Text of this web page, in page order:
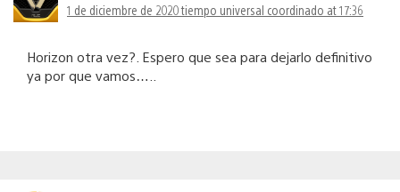
1 de diciembre de 2020 tiempo universal coordinado at 17:36
Horizon otra vez?. Espero que sea para dejarlo definitivo
ya por que vamos…..